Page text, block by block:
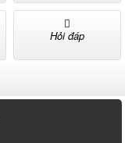
Hỏi đáp